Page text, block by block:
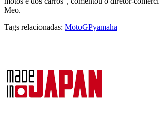
Meo.
Tags relacionadas: MotoGPyamaha